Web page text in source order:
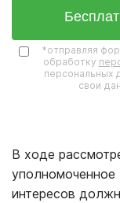
*отправляя
обработку
персональных
свои
В ходе
уполномоченное
интересов